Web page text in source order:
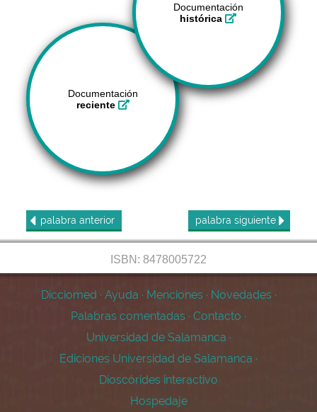
Documentación
histórica
Documentación
reciente
palabra anterior palabra siguiente
ISBN: 8478005722
Dicciomed · Ayuda · Menciones · Novedades ·
Palabras comentadas · Contacto ·
Universidad de Salamanca ·
Ediciones Universidad de Salamanca ·
Dioscórides interactivo
Hospedaje